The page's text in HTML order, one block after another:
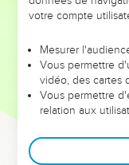
leur foi ou leur
et les saisons
sont
Dans cette
clés pour avancer
votre compte
Mesurer
Vous permettre
vidéo, des cartes
Vous permettre
relation aux